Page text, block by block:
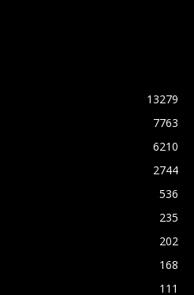
13279
7763
6210
2744
536
235
202
168
111